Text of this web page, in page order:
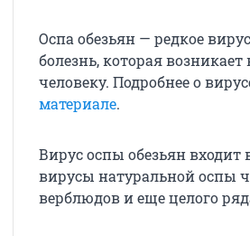
Оспа обезьян — редкое
болезнь, которая
человеку. Подробнее о
материале.
Вирус оспы обезьян входит
вирусы натуральной оспы
верблюдов и еще целого